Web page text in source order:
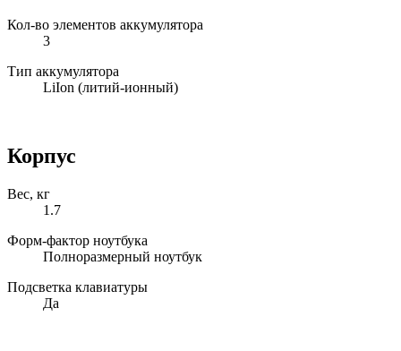
Кол-во элементов аккумулятора
3
Тип аккумулятора
LiIon (литий-ионный)
Корпус
Вес, кг
1.7
Форм-фактор ноутбука
Полноразмерный ноутбук
Подсветка клавиатуры
Да